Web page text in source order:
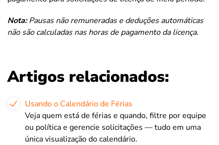
Nota:Pausas não remuneradas e deduções automáticas
não são calculadas nas horas de pagamento da licença.
Artigos relacionados:
Usando o Calendário de Férias
Veja quem está de férias e quando, filtre por equipe
ou política e gerencie solicitações — tudo em uma
única visualização do calendário.